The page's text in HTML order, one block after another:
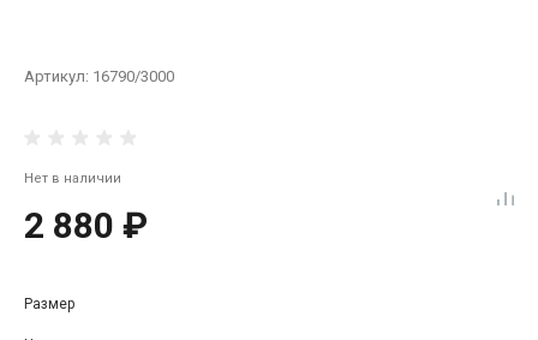
Артикул: 16790/3000
Нет в наличии
2 880 ₽
Размер